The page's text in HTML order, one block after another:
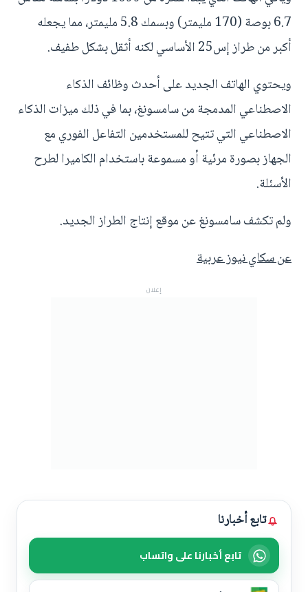
6.7 بوصة (170 مليمتر) وبسمك 5.8 مليمتر، مما يجعله
أكبر من طراز إس25 الأساسي لكنه أثقل بشكل طفيف.
ويحتوي الهاتف الجديد على أحدث وظائف الذكاء
الاصطناعي المدمجة من سامسونغ، بما في ذلك ميزات الذكاء
الاصطناعي التي تتيح للمستخدمين التفاعل الفوري مع
الجهاز بصورة مرئية أو مسموعة باستخدام الكاميرا لطرح
الأسئلة.
ولم تكشف سامسونغ عن موقع إنتاج الطراز الجديد.
عن سكاي نيوز عربية
إعلان
تابع أخبارنا
تابع أخبارنا على واتساب